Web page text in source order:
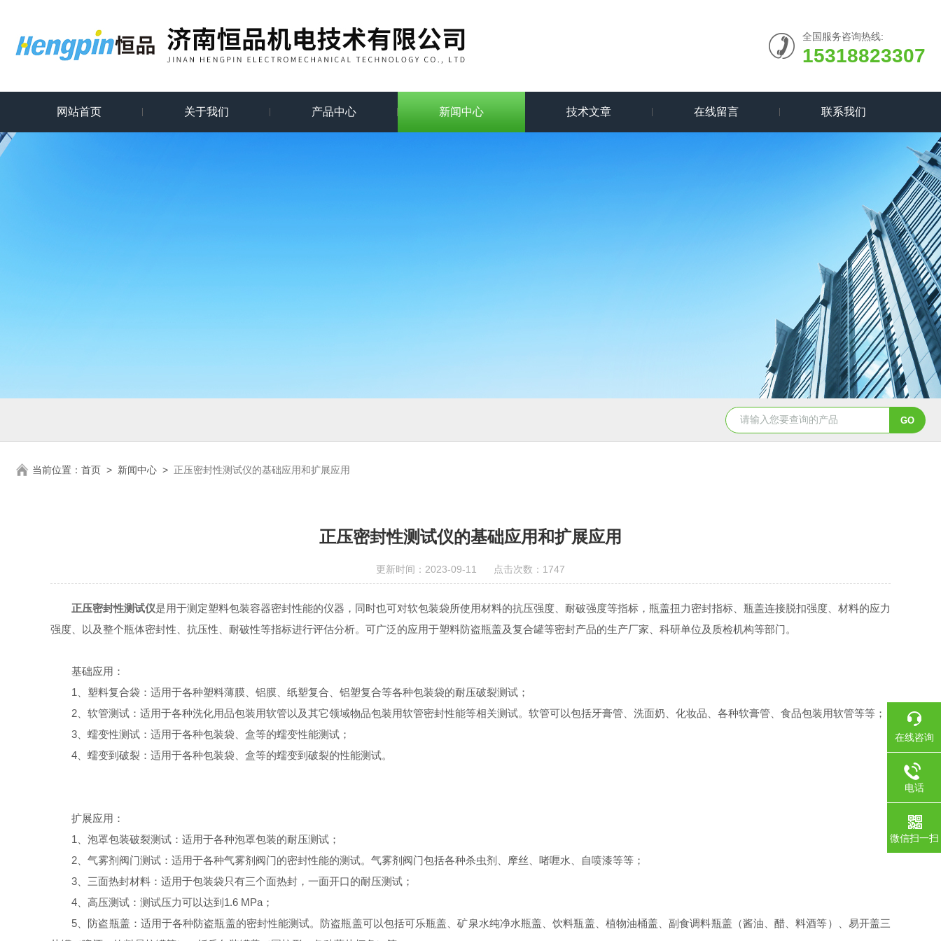
全国服务咨询热线:
15318823307
网站首页 关于我们 产品中心 新闻中心 技术文章 在线留言 联系我们
当前位置： 首页 > 新闻中心 > 正压密封性测试仪的基础应用和扩展应用
正压密封性测试仪的基础应用和扩展应用
更新时间：2023-09-11 点击次数：1747
正压密封性测试仪是用于测定塑料包装容器密封性能的仪器，同时也可对软包装袋所使用材料的抗压强度、耐破强度等指标，瓶盖扭力密封指标、瓶盖连接脱扣强度、材料的应力
强度、以及整个瓶体密封性、抗压性、耐破性等指标进行评估分析。可广泛的应用于塑料防盗瓶盖及复合罐等密封产品的生产厂家、科研单位及质检机构等部门。
基础应用：
1、塑料复合袋：适用于各种塑料薄膜、铝膜、纸塑复合、铝塑复合等各种包装袋的耐压破裂测试；
2、软管测试：适用于各种洗化用品包装用软管以及其它领域物品包装用软管密封性能等相关测试。软管可以包括牙膏管、洗面奶、化妆品、各种软膏管、食品包装用软管等等；
3、蠕变性测试：适用于各种包装袋、盒等的蠕变性能测试；
4、蠕变到破裂：适用于各种包装袋、盒等的蠕变到破裂的性能测试。
扩展应用：
1、泡罩包装破裂测试：适用于各种泡罩包装的耐压测试；
2、气雾剂阀门测试：适用于各种气雾剂阀门的密封性能的测试。气雾剂阀门包括各种杀虫剂、摩丝、啫喱水、自喷漆等等；
3、三面热封材料：适用于包装袋只有三个面热封，一面开口的耐压测试；
4、高压测试：测试压力可以达到1.6 MPa；
5、防盗瓶盖：适用于各种防盗瓶盖的密封性能测试。防盗瓶盖可以包括可乐瓶盖、矿泉水纯净水瓶盖、饮料瓶盖、植物油桶盖、副食调料瓶盖（酱油、醋、料酒等）、易开盖三
在线咨询
电话
微信扫一扫